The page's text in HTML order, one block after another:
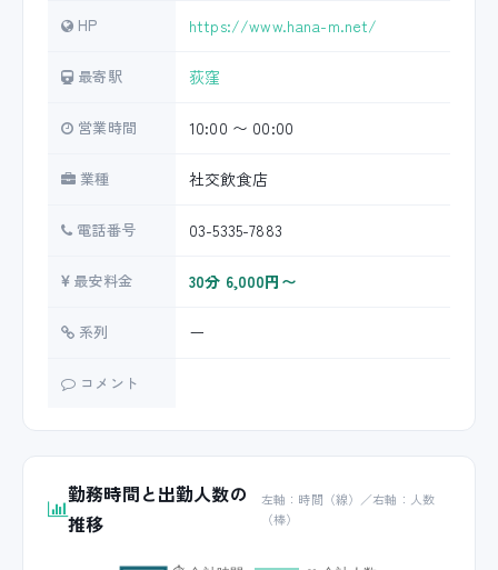
HP https://www.hana-m.net/
最寄駅 荻窪
営業時間 10:00 〜 00:00
業種 社交飲食店
電話番号 03-5335-7883
最安料金 30分 6,000円〜
系列 ー
コメント
勤務時間と出勤人数の
推移
左軸：時間（線）／右軸：人数
（棒）